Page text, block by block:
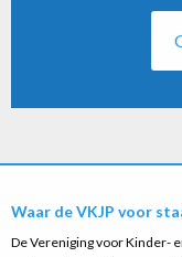
Waar de VKJP voor
De Vereniging voor Kinder-